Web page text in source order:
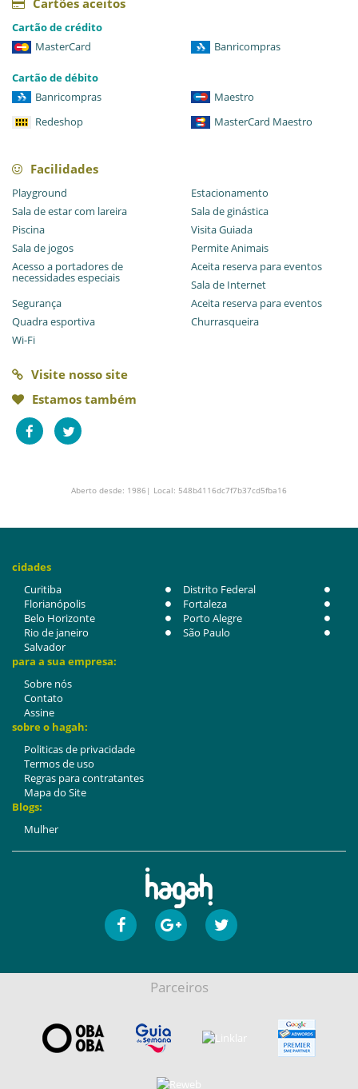
Cartões aceitos
Cartão de crédito
MasterCard
Banricompras
Cartão de débito
Banricompras
Maestro
Redeshop
MasterCard Maestro
Facilidades
Playground
Estacionamento
Sala de estar com lareira
Sala de ginástica
Piscina
Visita Guiada
Sala de jogos
Permite Animais
Acesso a portadores de
necessidades especiais
Aceita reserva para eventos
Sala de Internet
Segurança
Aceita reserva para eventos
Quadra esportiva
Churrasqueira
Wi-Fi
Visite nosso site
Estamos também
Aberto desde: 1986| Local: 548b4116dc7f7b37cd5fba16
cidades
Curitiba
Distrito Federal
Florianópolis
Fortaleza
Belo Horizonte
Porto Alegre
Rio de janeiro
São Paulo
Salvador
para a sua empresa:
Sobre nós
Contato
Assine
sobre o hagah:
Politicas de privacidade
Termos de uso
Regras para contratantes
Mapa do Site
Blogs:
Mulher
Parceiros